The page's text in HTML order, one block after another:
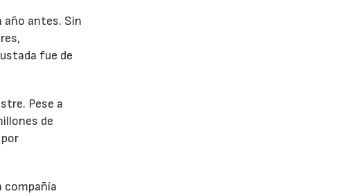
año antes. Sin
fue de
Pese a
de
compañía